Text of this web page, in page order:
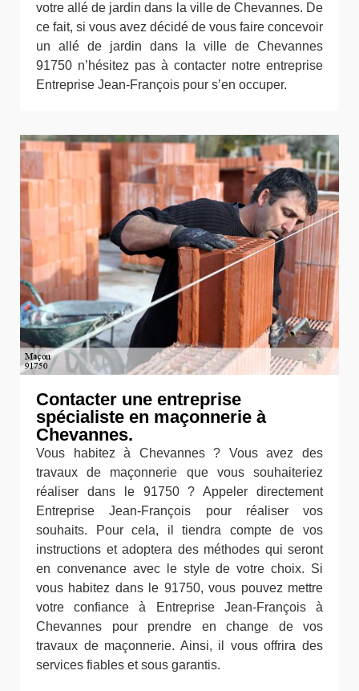
votre allé de jardin dans la ville de Chevannes. De
ce fait, si vous avez décidé de vous faire concevoir
un allé de jardin dans la ville de Chevannes
91750 n’hésitez pas à contacter notre entreprise
Entreprise Jean-François pour s’en occuper.
Contacter une entreprise
spécialiste en maçonnerie à
Chevannes.
Vous habitez à Chevannes ? Vous avez des
travaux de maçonnerie que vous souhaiteriez
réaliser dans le 91750 ? Appeler directement
Entreprise Jean-François pour réaliser vos
souhaits. Pour cela, il tiendra compte de vos
instructions et adoptera des méthodes qui seront
en convenance avec le style de votre choix. Si
vous habitez dans le 91750, vous pouvez mettre
votre confiance à Entreprise Jean-François à
Chevannes pour prendre en change de vos
travaux de maçonnerie. Ainsi, il vous offrira des
services fiables et sous garantis.